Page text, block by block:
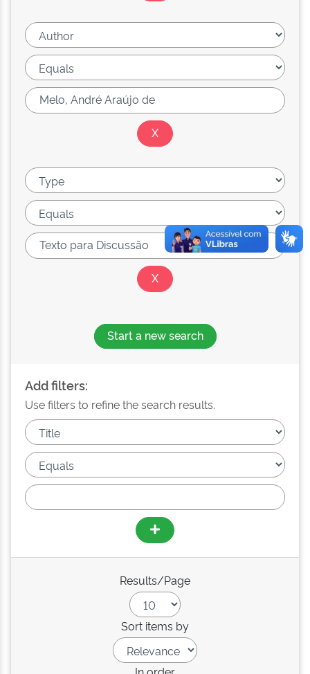
Start a new search
Add filters:
Use filters to refine the search results.
Results/Page
Sort items by